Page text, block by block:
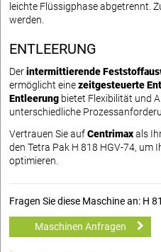
leichte Flüssigphase abgetrennt.
werden.
ENTLEERUNG
Derintermittierende
ermöglicht einezeitgesteuerte
Entleerung bietet Flexibilität und
unterschiedliche
Vertrauen Sie aufCentrimaxals
den Tetra Pak H 818 HGV-74, um
optimieren.
Fragen Sie diese Maschine an: H
Maschinen Anfragen